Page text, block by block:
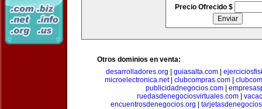
Precio Ofrecido $
Otros dominios en venta:
desarrolladores.org
guiasalta.com|
microelectronica.net| clubcompras.com
publicidadnegocios.com
ruedasdenegociosvirtuales.com|
encuentrosdenegocios.org